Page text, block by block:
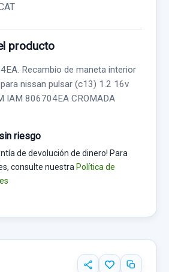
producto
Recambio de maneta interior
nissan pulsar (c13) 1.2 16v
IAM 806704EA CROMADA
riesgo
de devolución de dinero! Para
consulte nuestra Política de